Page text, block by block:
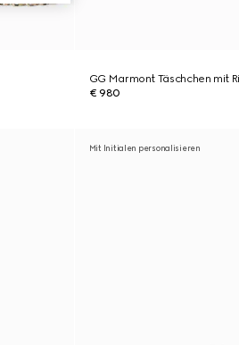
GG Marmont Täschchen mit
€ 980
Mit Initialen personalisieren